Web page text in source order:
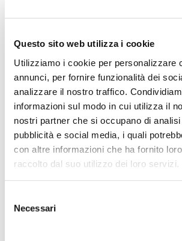
Questo sito web utilizza i cookie
Utilizziamo i cookie per personalizzare
annunci, per fornire funzionalità dei
analizzare il nostro traffico.
informazioni sul modo in cui utilizza il
nostri partner che si occupano di analisi
pubblicità e social media, i quali
con altre informazioni che ha fornito
raccolto dal suo utilizzo dei loro servizi.
delNecessari
tempo siccome è spesso
visto il suo enorme
B&B Il Giardino dei Semplici
Via San Giacomo, 12
12030 Manta (CN)
Tel.+393477617987 –
+393409846442
email: